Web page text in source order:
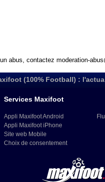
abus, contactez moderation-
(100% Football) :
Services Maxifoot
Appli Maxifoot Android
Appli Maxifoot iPhone
Site web Mobile
Choix de consentement